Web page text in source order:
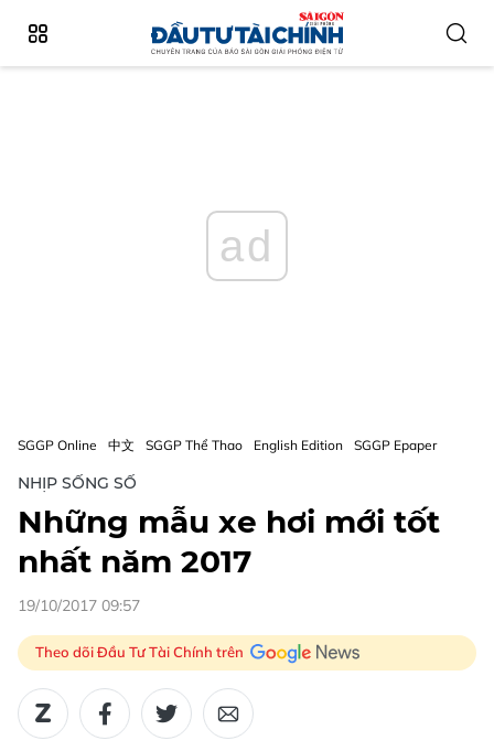
ad
SGGP Online 中文 SGGP Thể Thao English Edition SGGP Epaper
NHỊP SỐNG SỐ
Những mẫu xe hơi mới tốt
nhất năm 2017
19/10/2017 09:57
Theo dõi Đầu Tư Tài Chính trên